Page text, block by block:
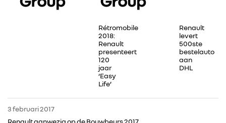
Rétromobile
2018:
Renault
presenteert
120
jaar
‘Easy
Life’
Renault
levert
500ste
bestelauto
aan
DHL
3 februari 2017
Renault aanwezig op de Bouwbeurs 2017